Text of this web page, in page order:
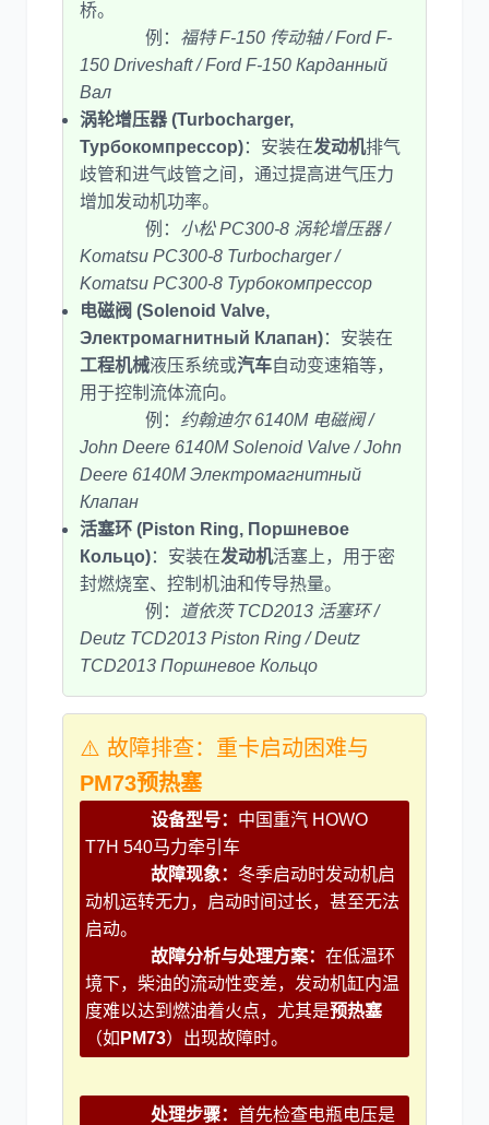
桥。
例： 福特 F-150 传动轴 / Ford F-
150 Driveshaft / Ford F-150 Карданный
Вал
涡轮增压器 (Turbocharger,
Турбокомпрессор)：安装在发动机排气
歧管和进气歧管之间，通过提高进气压力
增加发动机功率。
例： 小松 PC300-8 涡轮增压器 /
Komatsu PC300-8 Turbocharger /
Komatsu PC300-8 Турбокомпрессор
电磁阀 (Solenoid Valve,
Электромагнитный Клапан)：安装在
工程机械液压系统或汽车自动变速箱等，
用于控制流体流向。
例： 约翰迪尔 6140M 电磁阀 /
John Deere 6140M Solenoid Valve / John
Deere 6140M Электромагнитный
Клапан
活塞环 (Piston Ring, Поршневое
Кольцо)：安装在发动机活塞上，用于密
封燃烧室、控制机油和传导热量。
例：
道依茨 TCD2013 活塞环 /
Deutz TCD2013 Piston Ring / Deutz
TCD2013 Поршневое Кольцо
⚠️ 故障排查：重卡启动困难与
PM73预热塞
设备型号： 中国重汽 HOWO
T7H 540马力牵引车
故障现象： 冬季启动时发动机启
动机运转无力，启动时间过长，甚至无法
启动。
故障分析与处理方案： 在低温环
境下，柴油的流动性变差，发动机缸内温
度难以达到燃油着火点，尤其是预热塞
（如 PM73）出现故障时。
处理步骤： 首先检查电瓶电压是